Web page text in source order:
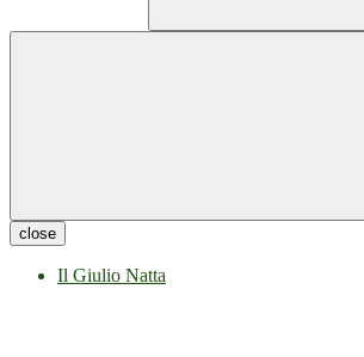
close
Il Giulio Natta